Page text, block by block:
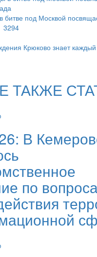
битве под Москвой
3294
Крюково знает
ТАКЖЕ
В
по